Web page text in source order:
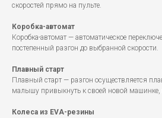
скоростей прямо на пульте.
Коробка-автомат
Коробка-автомат — автоматическое
постепенный разгон до выбранной скорости.
Плавный старт
Плавный старт — разгон осуществляется
малышу привыкнуть к своей новой машинке,
Колеса из EVA-резины